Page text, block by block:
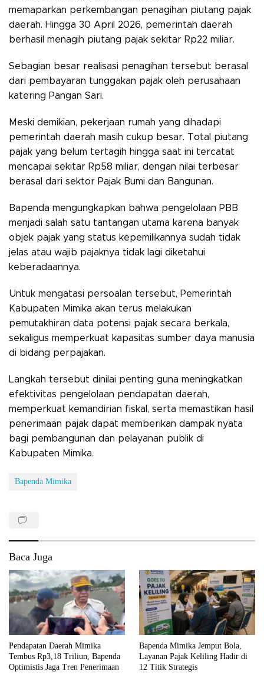
memaparkan perkembangan penagihan piutang pajak
daerah. Hingga 30 April 2026, pemerintah daerah
berhasil menagih piutang pajak sekitar Rp22 miliar.
Sebagian besar realisasi penagihan tersebut berasal
dari pembayaran tunggakan pajak oleh perusahaan
katering Pangan Sari.
Meski demikian, pekerjaan rumah yang dihadapi
pemerintah daerah masih cukup besar. Total piutang
pajak yang belum tertagih hingga saat ini tercatat
mencapai sekitar Rp58 miliar, dengan nilai terbesar
berasal dari sektor Pajak Bumi dan Bangunan.
Bapenda mengungkapkan bahwa pengelolaan PBB
menjadi salah satu tantangan utama karena banyak
objek pajak yang status kepemilikannya sudah tidak
jelas atau wajib pajaknya tidak lagi diketahui
keberadaannya.
Untuk mengatasi persoalan tersebut, Pemerintah
Kabupaten Mimika akan terus melakukan
pemutakhiran data potensi pajak secara berkala,
sekaligus memperkuat kapasitas sumber daya manusia
di bidang perpajakan.
Langkah tersebut dinilai penting guna meningkatkan
efektivitas pengelolaan pendapatan daerah,
memperkuat kemandirian fiskal, serta memastikan hasil
penerimaan pajak dapat memberikan dampak nyata
bagi pembangunan dan pelayanan publik di
Kabupaten Mimika.
Bapenda Mimika
Baca Juga
Pendapatan Daerah Mimika
Tembus Rp3,18 Triliun, Bapenda
Optimistis Jaga Tren Penerimaan
Bapenda Mimika Jemput Bola,
Layanan Pajak Keliling Hadir di
12 Titik Strategis